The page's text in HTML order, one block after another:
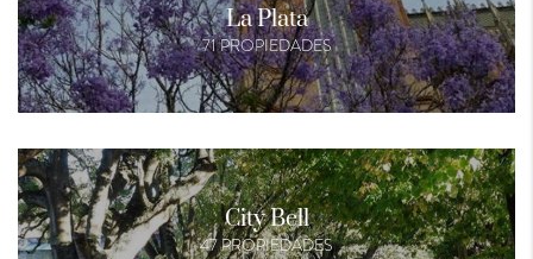
La Plata
71 PROPIEDADES
City Bell
47 PROPIEDADES